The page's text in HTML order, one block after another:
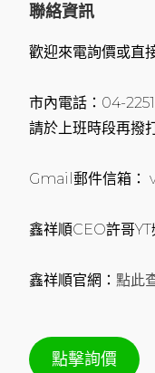
聯絡資訊
歡迎來電詢價或
市內電話：04-
請於上班時段再撥
Gmail郵件信箱
鑫祥順CEO許哥
鑫祥順官網：點此
點擊詢價